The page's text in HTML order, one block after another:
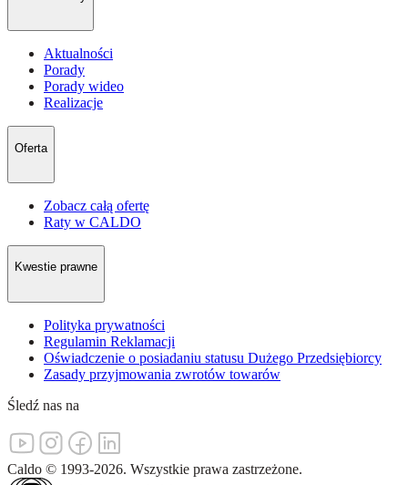
Aktualności
Porady
Porady wideo
Realizacje
Oferta
Zobacz całą ofertę
Raty w CALDO
Kwestie prawne
Polityka prywatności
Regulamin Reklamacji
Oświadczenie o posiadaniu statusu Dużego Przedsiębiorcy
Zasady przyjmowania zwrotów towarów
Śledź nas na
Caldo © 1993-2026. Wszystkie prawa zastrzeżone.